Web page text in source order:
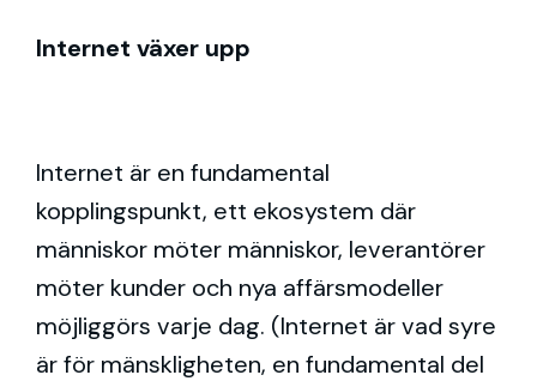
Internet växer upp
Internet är en fundamental
kopplingspunkt, ett ekosystem där
människor möter människor, leverantörer
möter kunder och nya affärsmodeller
möjliggörs varje dag. (Internet är vad syre
är för mänskligheten, en fundamental del